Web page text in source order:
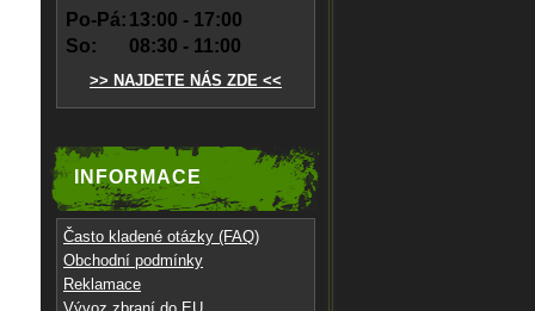
Po-Pá: 13:00 - 17:00
So:
08:30 - 11:00
>> NAJDETE NÁS ZDE <<
INFORMACE
Často kladené otázky (FAQ)
Obchodní podmínky
Reklamace